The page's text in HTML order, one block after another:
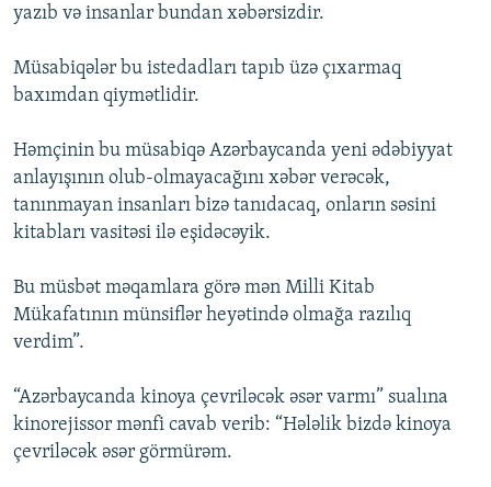
yazıb və insanlar bundan xəbərsizdir.
Müsabiqələr bu istedadları tapıb üzə çıxarmaq
baxımdan qiymətlidir.
Həmçinin bu müsabiqə Azərbaycanda yeni ədəbiyyat
anlayışının olub-olmayacağını xəbər verəcək,
tanınmayan insanları bizə tanıdacaq, onların səsini
kitabları vasitəsi ilə eşidəcəyik.
Bu müsbət məqamlara görə mən Milli Kitab
Mükafatının münsiflər heyətində olmağa razılıq
verdim”.
“Azərbaycanda kinoya çevriləcək əsər varmı” sualına
kinorejissor mənfi cavab verib: “Hələlik bizdə kinoya
çevriləcək əsər görmürəm.